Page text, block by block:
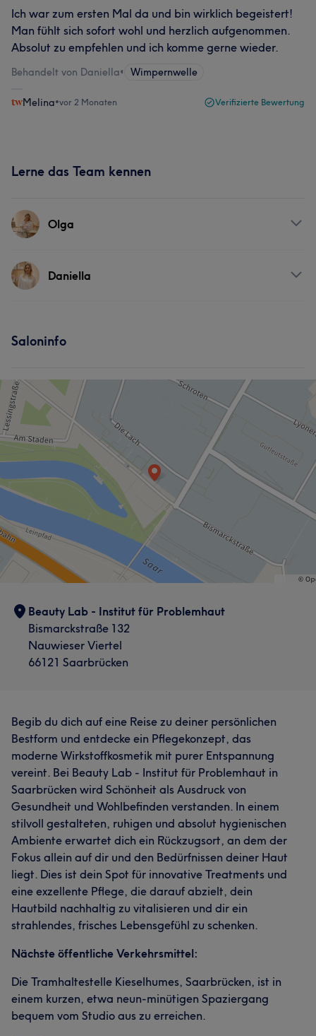
Ich war zum ersten Mal da und bin wirklich begeistert!
Man fühlt sich sofort wohl und herzlich aufgenommen.
Absolut zu empfehlen und ich komme gerne wieder.
Behandelt von Daniella• Wimpernwelle
Melina•vor 2 Monaten Verifizierte Bewertung
Lerne das Team kennen
Olga
ServicesDaniella
Saloninfo
Beauty Lab - Institut für Problemhaut
Bismarckstraße 132
Nauwieser Viertel
66121 Saarbrücken
Begib du dich auf eine Reise zu deiner persönlichen
Bestform und entdecke ein Pflegekonzept, das
moderne Wirkstoffkosmetik mit purer Entspannung
vereint. Bei Beauty Lab - Institut für Problemhaut in
Saarbrücken wird Schönheit als Ausdruck von
Gesundheit und Wohlbefinden verstanden. In einem
stilvoll gestalteten, ruhigen und absolut hygienischen
Ambiente erwartet dich ein Rückzugsort, an dem der
Fokus allein auf dir und den Bedürfnissen deiner Haut
liegt. Dies ist dein Spot für innovative Treatments und
eine exzellente Pflege, die darauf abzielt, dein
Hautbild nachhaltig zu vitalisieren und dir ein
strahlendes, frisches Lebensgefühl zu schenken.
Nächste öffentliche Verkehrsmittel:
Die Tramhaltestelle Kieselhumes, Saarbrücken, ist in
einem kurzen, etwa neun-minütigen Spaziergang
bequem vom Studio aus zu erreichen.